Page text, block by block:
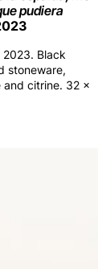
pudiera
2023. Black
stoneware,
and citrine. 32 x